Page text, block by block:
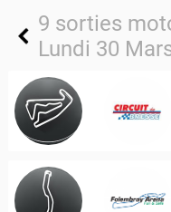
9 sorties
Lundi 30